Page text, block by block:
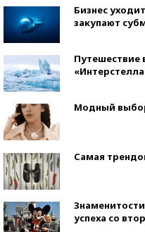
Бизнес
закупают
Путешествие
Модный
Самая
успеха со